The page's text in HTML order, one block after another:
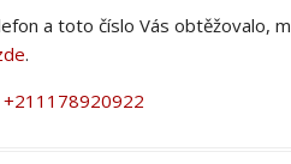
a toto číslo Vás obtěžovalo,
.
+211178920922